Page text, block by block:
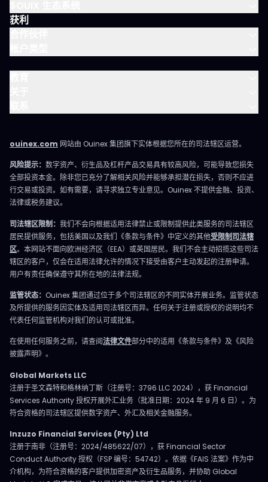
获利
ouinex.com 网站由 Ouinex 集团旗下实体根据您所在的司法辖区运营。
风险提示： 数字资产、衍生品及杠杆产品交易具有较高风险，可能导致您损失
全部投资本金。除非您已充分了解相关风险并能够承担潜在损失，否则不应进
行交易或投资。如有需要，请寻求独立专业意见。Ouinex 不提供金融、投资、
法律或税务建议。
司法辖区限制： 我们不会向根据适用法律禁止或限制提供此类服务的司法辖区
居民提供服务，包括美国以及我们《条款与条件》中定义的其他受限制司法辖
区。本网站不面向欧洲经济区（EEA）或英国居民。我们不会主动招揽这些司法
辖区的客户，仅会在适用法律允许的情况下接受由客户主动发起的注册申请。
用户有责任确保遵守其所在地的法律法规。
监管状态： Ouinex 集团通过位于多个司法辖区的不同实体开展业务。监管状态
及所提供的服务因实体及适用司法辖区而异。任何关于注册或授权的说明均不
代表任何监管机构对我们的认可或批准。
在使用任何服务之前，请查阅法律文件部分中的适用《条款与条件》及《风险
披露声明》。
Global Markets LLC
注册于圣文森特和格林纳丁斯（注册号：3796 LLC 2024），获 Financial
Services Authority 授权开展外汇业务（批准日期：2024 年 9 月 6 日）。为
符合资格的司法辖区提供数字资产、外汇及相关金融服务。
Inzuzo Financial Services (Pty) Ltd
注册于南非（注册号：2024/485622/07），获 Financial Sector
Conduct Authority 授权（FSP 编号：54742）。依据《FAIS 法案》作为中
介机构，为符合资格的客户提供加密资产及衍生品服务，并协助 Global